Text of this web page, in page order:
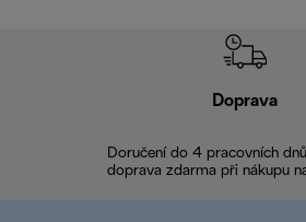
Doprava
Doručení do 4 pracovních
doprava zdarma při nákupu